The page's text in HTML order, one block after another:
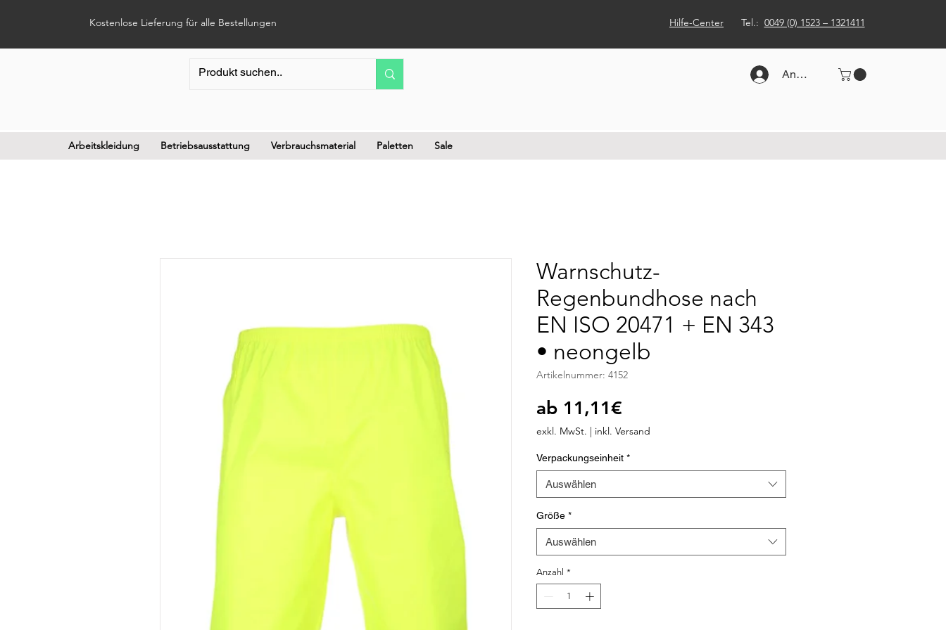
Kostenlose Lieferung für alle Bestellungen Hilfe-Center Tel.: 0049 (0) 1523 – 1321411
Anmelden
Arbeitskleidung Betriebsausstattung Verbrauchsmaterial Paletten Sale
Warnschutz-
Regenbundhose nach
EN ISO 20471 + EN 343
• neongelb
Artikelnummer: 4152
ab 11,11€
Preis
exkl. MwSt. | inkl. Versand
Verpackungseinheit *
Auswählen
Größe *
Auswählen
Anzahl *